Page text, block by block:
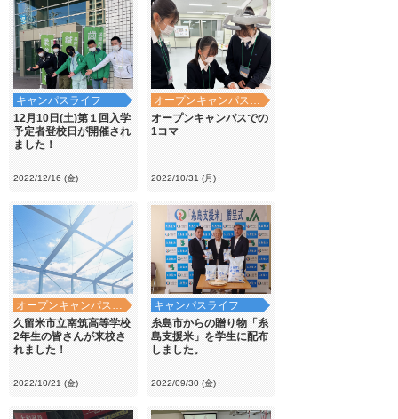
キャンパスライフ
12月10日(土)第１回入学
予定者登校日が開催され
ました！
2022/12/16 (金)
オープンキャンパス・学校見学
オープンキャンパスでの
1コマ
2022/10/31 (月)
オープンキャンパス・学校見学
久留米市立南筑高等学校
2年生の皆さんが来校さ
れました！
2022/10/21 (金)
キャンパスライフ
糸島市からの贈り物「糸
島支援米」を学生に配布
しました。
2022/09/30 (金)